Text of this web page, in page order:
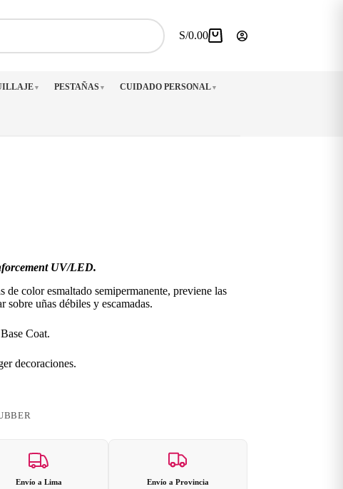
Carro
S/0.00
▼ PESTAÑAS ▼ CUIDADO PERSONAL ▼
UV/LED.
color esmaltado semipermanente, previene las
sobre uñas débiles y escamadas.
Coat.
decoraciones.
Envío a Lima Envío a Provincia